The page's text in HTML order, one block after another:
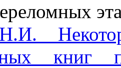
книг